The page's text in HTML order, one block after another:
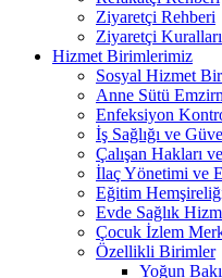
Ziyaretçi Rehberi
Ziyaretçi Kuralları
Hizmet Birimlerimiz
Sosyal Hizmet
Anne Sütü
Enfeksiyon
İş Sağlığı ve
Çalışan Hakları
İlaç Yönetimi ve
Eğitim
Evde Sağlık
Çocuk İzlem
Özellikli Birimler
Yoğun